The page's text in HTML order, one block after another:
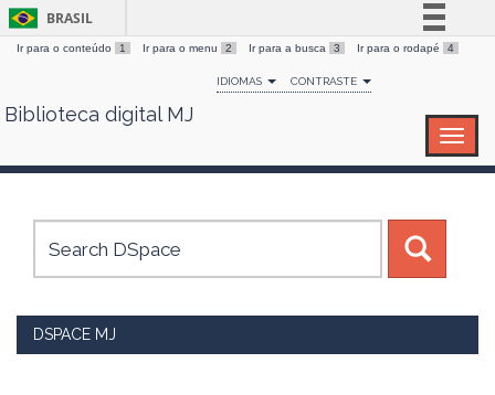
Skip
BRASIL
Simplifique!
Comunica BR
Canais
Ir para o conteúdo 1 Ir para o menu 2 Ir para a busca 3 Ir para o rodapé 4
IDIOMAS CONTRASTE
Biblioteca digital MJ
DSPACE MJ